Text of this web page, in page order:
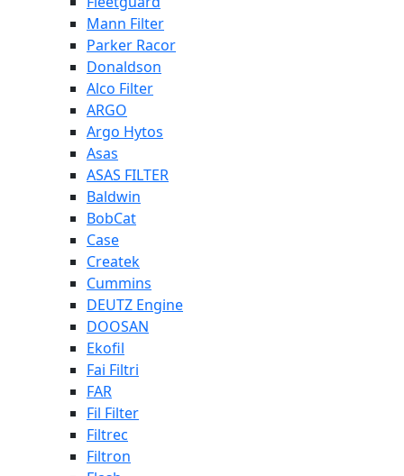
Mann Filter
Parker Racor
Donaldson
Alco Filter
ARGO
Argo Hytos
Asas
ASAS FILTER
Baldwin
BobCat
Case
Createk
Cummins
DEUTZ Engine
DOOSAN
Ekofil
Fai Filtri
FAR
Fil Filter
Filtrec
Filtron